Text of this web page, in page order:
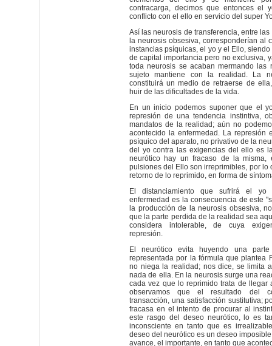
contracarga, decimos que entonces el
conflicto con el ello en servicio del super
Así las neurosis de transferencia, entre
la neurosis obsesiva, corresponderían al
instancias psíquicas, el yo y el Ello,
de capital importancia pero no exclusiva,
toda neurosis se acaban mermando las
sujeto mantiene con la realidad. La
constituirá un medio de retraerse de
huir de las dificultades de la vida.
En un inicio podemos suponer que el
represión de una tendencia instintiva,
mandatos de la realidad; aún no
acontecido la enfermedad. La represión
psíquico del aparato, no privativo de la
del yo contra las exigencias del ello es
neurótico hay un fracaso de la misma,
pulsiones del Ello son irreprimibles, por lo
retorno de lo reprimido, en forma de
El distanciamiento que sufrirá el
enfermedad es la consecuencia de este
la producción de la neurosis obsesiva,
que la parte perdida de la realidad sea
considera intolerable, de cuya
represión.
El neurótico evita huyendo una
representada por la fórmula que plantea
no niega la realidad; nos dice, se limita
nada de ella. En la neurosis surge una
cada vez que lo reprimido trata de llegar
observamos que el resultado del
transacción, una satisfacción sustitutiva;
fracasa en el intento de procurar al
este rasgo del deseo neurótico, lo es
inconsciente en tanto que es
deseo del neurótico es un deseo
avance, el importante, en tanto que